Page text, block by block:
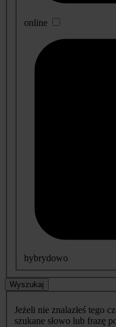
online
hybrydowo
Wyszukaj
Jeżeli nie znalazłeś tego
szukane słowo lub frazę